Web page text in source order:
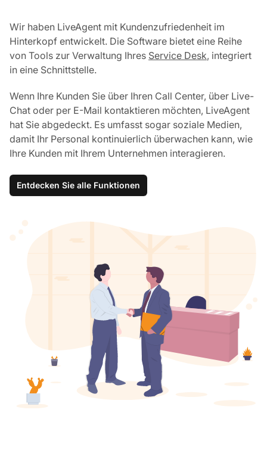
Wir haben LiveAgent mit Kundenzufriedenheit im
Hinterkopf entwickelt. Die Software bietet eine Reihe
von Tools zur Verwaltung Ihres Service Desk, integriert
in eine Schnittstelle.
Wenn Ihre Kunden Sie über Ihren Call Center, über Live-
Chat oder per E-Mail kontaktieren möchten, LiveAgent
hat Sie abgedeckt. Es umfasst sogar soziale Medien,
damit Ihr Personal kontinuierlich überwachen kann, wie
Ihre Kunden mit Ihrem Unternehmen interagieren.
Entdecken Sie alle Funktionen